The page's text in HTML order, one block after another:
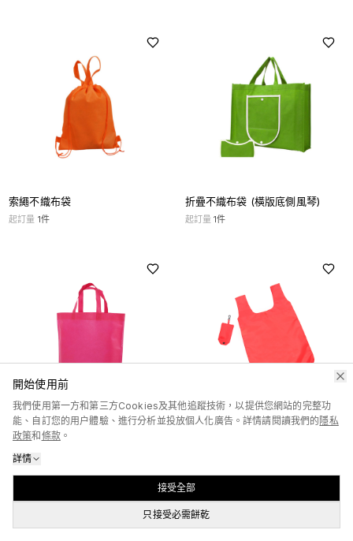
索繩不織布袋
起訂量 1件
折疊不織布袋 (橫版底側風琴)
起訂量 1件
不織布袋 (底風琴) 折疊尼龍環保袋 (掛鉤款)
開始使用前
我們使用第一方和第三方Cookies及其他追蹤技術，以提供您網站的完整功
能、自訂您的用户體驗、進行分析並投放個人化廣告。詳情請閱讀我們的 隱私
政策和 條款。
詳情
接受全部
只接受必需餅乾